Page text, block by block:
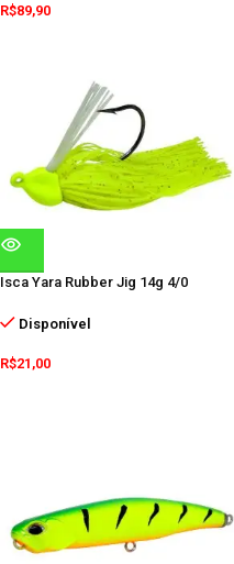
R$89,90
Isca Yara Rubber Jig 14g 4/0
Disponível
R$21,00